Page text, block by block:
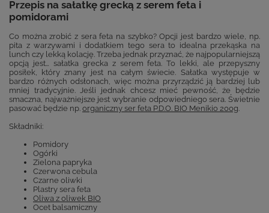
Przepis na sałatkę grecką z serem feta i
pomidorami
Co można zrobić z sera feta na szybko? Opcji jest bardzo wiele, np.
pita z warzywami i dodatkiem tego sera to idealna przekąska na
lunch czy lekką kolację. Trzeba jednak przyznać, że najpopularniejszą
opcją jest… sałatka grecka z serem feta. To lekki, ale przepyszny
posiłek, który znany jest na całym świecie. Sałatka występuje w
bardzo różnych odsłonach, więc można przyrządzić ją bardziej lub
mniej tradycyjnie. Jeśli jednak chcesz mieć pewność, że będzie
smaczna, najważniejsze jest wybranie odpowiedniego sera. Świetnie
pasować będzie np. organiczny ser feta P.D.O. BIO Menikio 200g.
Składniki:
Pomidory
Ogórki
Zielona papryka
Czerwona cebula
Czarne oliwki
Plastry sera feta
Oliwa z oliwek BIO
Ocet balsamiczny